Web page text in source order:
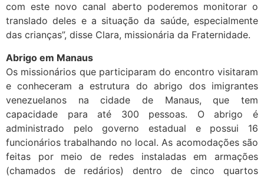
com este novo canal aberto poderemos monitorar o
translado deles e a situação da saúde, especialmente
das crianças”, disse Clara, missionária da Fraternidade.
Abrigo em Manaus
Os missionários que participaram do encontro visitaram
e conheceram a estrutura do abrigo dos imigrantes
venezuelanos na cidade de Manaus, que tem
capacidade para até 300 pessoas. O abrigo é
administrado pelo governo estadual e possui 16
funcionários trabalhando no local. As acomodações são
feitas por meio de redes instaladas em armações
(chamados de redários) dentro de cinco quartos